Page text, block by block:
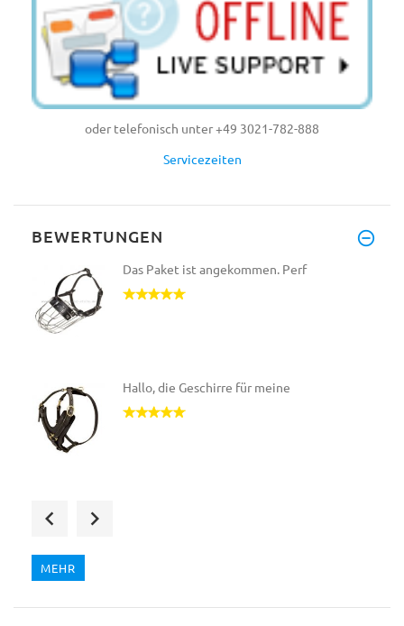
oder telefonisch unter +49 3021-782-888
Servicezeiten
BEWERTUNGEN
Das Paket ist angekommen. Perf
Hallo, die Geschirre für meine
MEHR